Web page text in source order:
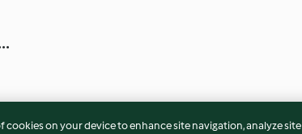
cookies on your device to enhance site navigation, analyze site